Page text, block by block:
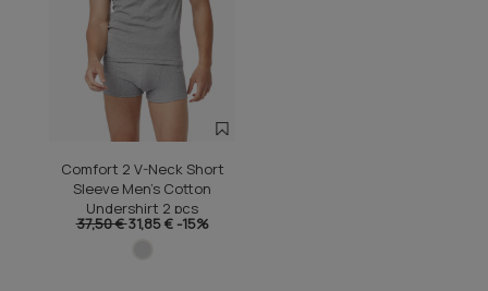
Comfort 2 V-Neck Short
Sleeve Men's Cotton
Undershirt 2 pcs
37,50 €31,85 € -15%